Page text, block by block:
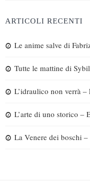
ARTICOLI RECENTI
Le anime salve di
Tutte le mattine di
L’idraulico non verrà
L’arte di uno storico –
La Venere dei boschi